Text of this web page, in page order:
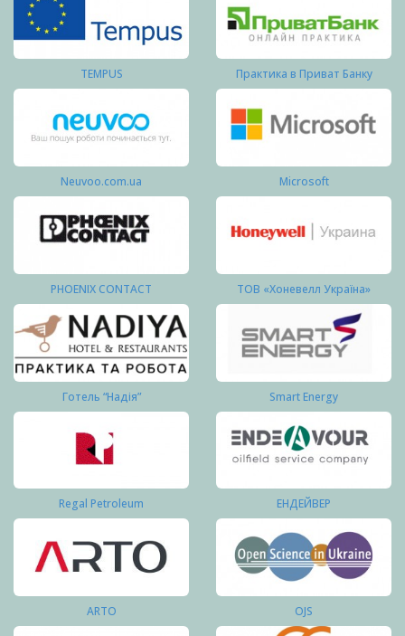
TEMPUS Практика в Приват Банку
Neuvoo.com.ua Microsoft
PHOENIX CONTACT ТОВ «Хоневелл Україна»
Готель “Надія” Smart Energy
Regal Petroleum ЕНДЕЙВЕР
ARTO OJS